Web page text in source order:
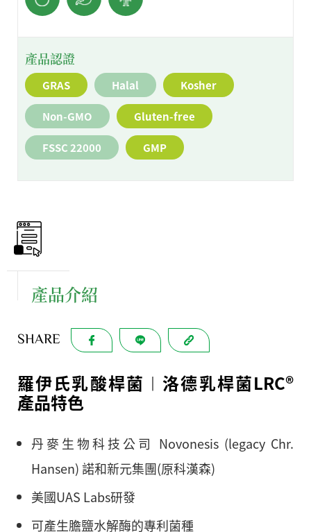
產品認證
GRAS Halal Kosher
Non-GMO Gluten-free
FSSC 22000 GMP
產品介紹
SHARE
羅伊氏乳酸桿菌︱洛德乳桿菌LRC®
產品特色
丹麥生物科技公司 Novonesis (legacy Chr.
Hansen) 諾和新元集團(原科漢森)
美國UAS Labs研發
可產生膽鹽水解酶的專利菌種